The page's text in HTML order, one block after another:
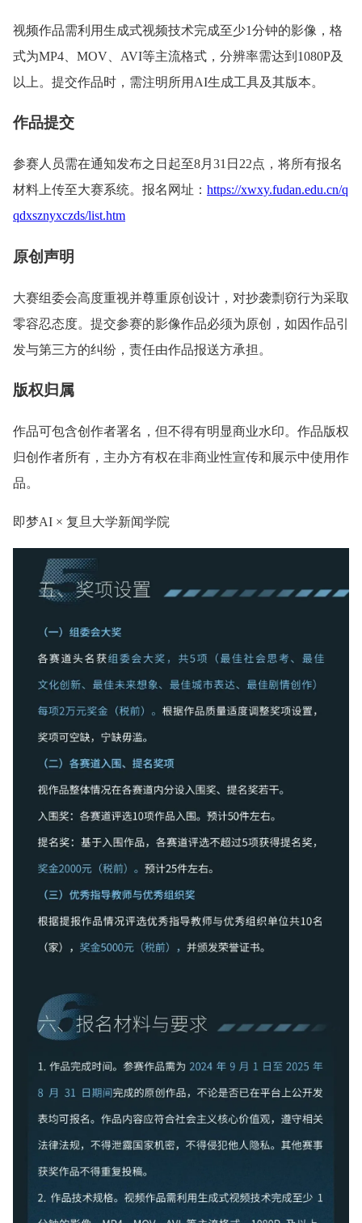
视频作品需利用生成式视频技术完成至少1分钟的影像，格
式为MP4、MOV、AVI等主流格式，分辨率需达到1080P及
以上。提交作品时，需注明所用AI生成工具及其版本。
作品提交
参赛人员需在通知发布之日起至8月31日22点，将所有报名
材料上传至大赛系统。报名网址： https://xwxy.fudan.edu.cn/q
qdxsznyxczds/list.htm
原创声明
大赛组委会高度重视并尊重原创设计，对抄袭剽窃行为采取
零容忍态度。提交参赛的影像作品必须为原创，如因作品引
发与第三方的纠纷，责任由作品报送方承担。
版权归属
作品可包含创作者署名，但不得有明显商业水印。作品版权
归创作者所有，主办方有权在非商业性宣传和展示中使用作
品。
即梦AI × 复旦大学新闻学院